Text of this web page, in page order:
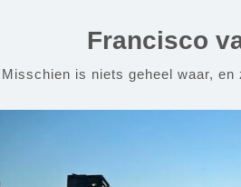
Francisco
is niets geheel waar,